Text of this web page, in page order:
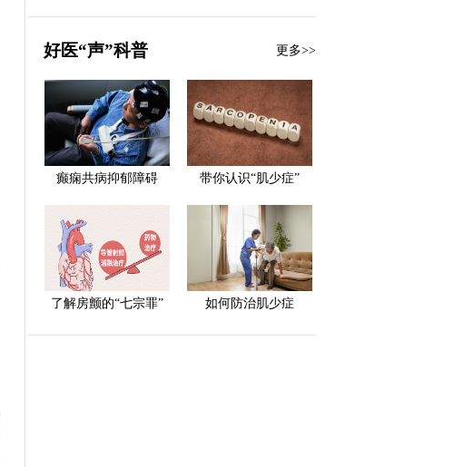
好医“声”科普 更多>>
癫痫共病抑郁障碍 带你认识“肌少症”
了解房颤的“七宗罪” 如何防治肌少症